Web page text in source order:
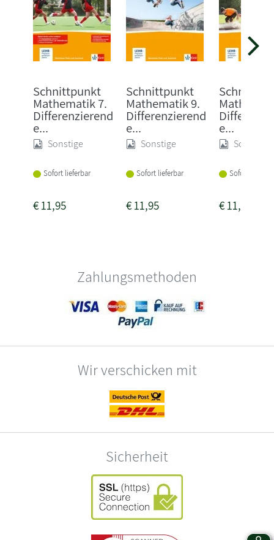
Schnittpunkt
Mathematik 7.
Differenzierend
e...
Sonstige
Sofort lieferbar
€11,95
Schnittpunkt
Mathematik 9.
Differenzierend
e...
Sonstige
Sofort lieferbar
€11,95
e...
Sonstige
Sofort
€11,95
Zahlungsmethoden
Wir verschicken mit
Sicherheit